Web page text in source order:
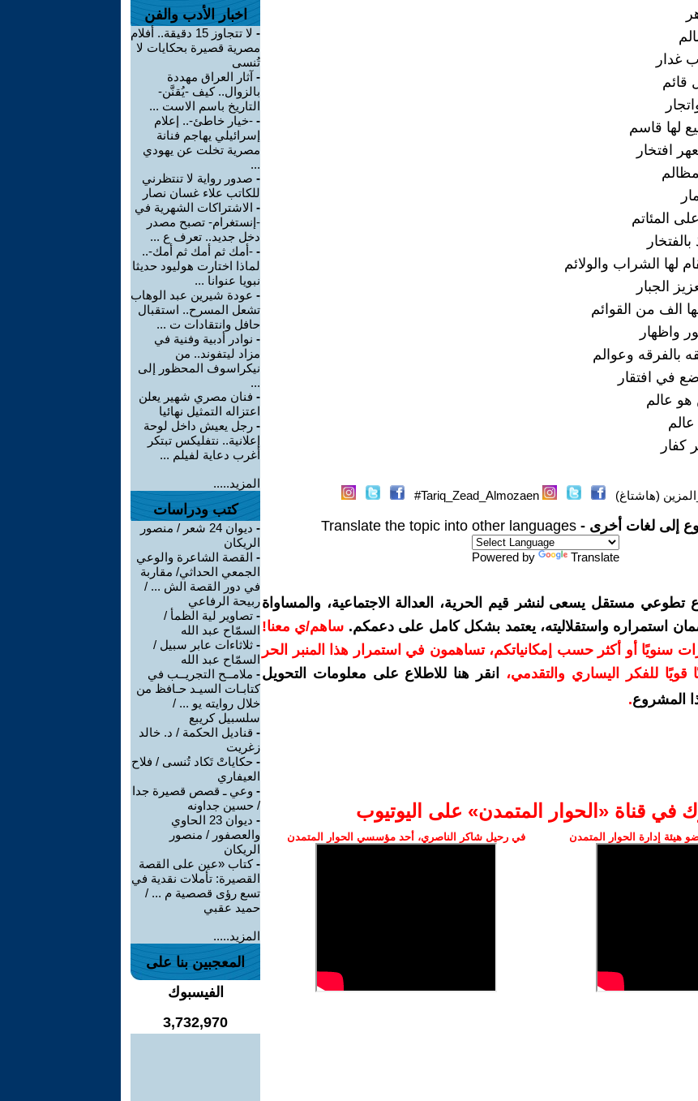
غدار
قائم
لها قاسم
افتخار
المئاتم
لها الشراب والولائم
الجبار
الف من القوائم
واظهار
وعوالم
في افتقار
هو عالم
كفار
(هاشتاغ) Tariq_Zead_Almozaen#
إلى لغات أخرى - Translate the topic into other languages
Powered by Translate
تطوعي مستقل يسعى لنشر قيم الحرية، العدالة الاجتماعية، والمساواة
استمراره واستقلاليته، يعتمد بشكل كامل على دعمكم. ساهم/ي معنا!
بمبلغ 10 دولارات سنويًا أو أكثر حسب إمكانياتكم، تساهمون في استمرار هذا المنبر الحر
قويًا للفكر اليساري والتقدمي،
انقر هنا للاطلاع على معلومات التحويل
المشروع.
في قناة ‫«الحوار المتمدن» على اليوتيوب
هيئة إدارة الحوار المتمدن في رحيل شاكر الناصري، أحد مؤسسي الحوار المتمدن
اخبار الأدب والفن
-
لا تتجاوز 15 دقيقة.. أفلام
مصرية قصيرة بحكايات لا
تُنسى
- آثار العراق مهددة
بالزوال.. كيف -يُقنَّن-
التاريخ باسم الاست ...
- -خيار خاطئ-.. إعلام
إسرائيلي يهاجم فنانة
مصرية تخلت عن يهودي
...
- صدور رواية لا تنتظرني
للكاتب علاء غسان نصار
- الاشتراكات الشهرية في
-إنستغرام- تصبح مصدر
دخل جديد.. تعرف ع ...
- -أمك ثم أمك ثم أمك-..
لماذا اختارت هوليود حديثا
نبويا عنوانا ...
- عودة شيرين عبد الوهاب
تشعل المسرح.. استقبال
حافل وانتقادات ت ...
- نوادر أدبية وفنية في
مزاد ليتفوند.. من
نيكراسوف المحظور إلى
...
- فنان مصري شهير يعلن
اعتزاله التمثيل نهائيا
- رجل يعيش داخل لوحة
إعلانية.. نتفليكس تبتكر
أغرب دعاية لفيلم ...
المزيد.....
كتب ودراسات
-
ديوان 24 شعر / منصور
الريكان
- القصة الشاعرة والوعي
الجمعي الحداثي/ مقاربة
في دور القصة الش ... /
ربيحة الرفاعي
- تصاوير لية الظمأ /
السمّاح عبد الله
- ثلاثاءات عابر سبيل /
السمّاح عبد الله
- ملامــح التجريــب في
كتابـات السيـد حـافظ من
خلال روايته يو ... /
سلسبيل كريبع
- قناديل الحكمة / د. خالد
زغريت
- حكاياتْ تَكاد تُنسى / فلاح
العيفاري
- وعي ـ قصص قصيرة جدا
/ حسين جداونه
-
ديوان 23 الحاوي
والعصفور / منصور
الريكان
-كتاب «عين على القصة
القصيرة: تأملات نقدية في
تسع رؤى قصصية م ... /
حميد عقبي
المزيد.....
المعجبين بنا على
الفيسبوك
3,732,970